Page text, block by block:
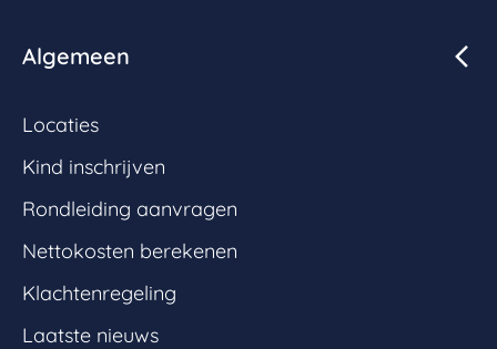
Algemeen
Locaties
Kind inschrijven
Rondleiding aanvragen
Nettokosten berekenen
Klachtenregeling
Laatste nieuws